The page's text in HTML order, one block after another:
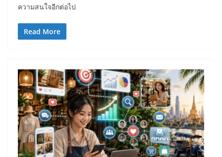
ความสนใจอีกต่อไป
Read More